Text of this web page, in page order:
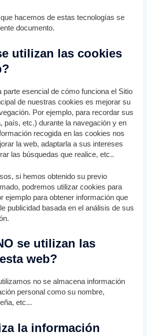
hacemos de estas tecnologías se
documento.
utilizan las cookies
parte esencial de cómo funciona el Sitio
de nuestras cookies es mejorar su
Por ejemplo, para recordar sus
país, etc.) durante la navegación y en
recogida en las cookies nos
la web, adaptarla a sus intereses
las búsquedas que realice, etc..
si hemos obtenido su previo
podremos utilizar cookies para
ejemplo para obtener información que
publicidad basada en el análisis de sus
se utilizan las
web?
no se almacena información
personal como su nombre,
etc...
la información